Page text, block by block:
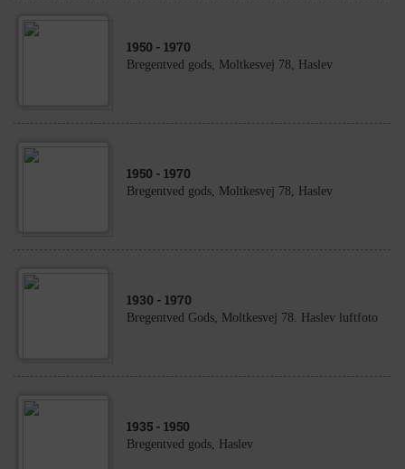
1950 - 1970
Bregentved gods, Moltkesvej 78, Haslev
1950 - 1970
Bregentved gods, Moltkesvej 78, Haslev
1930 - 1970
Bregentved Gods, Moltkesvej 78. Haslev luftfoto
1935 - 1950
Bregentved gods, Haslev